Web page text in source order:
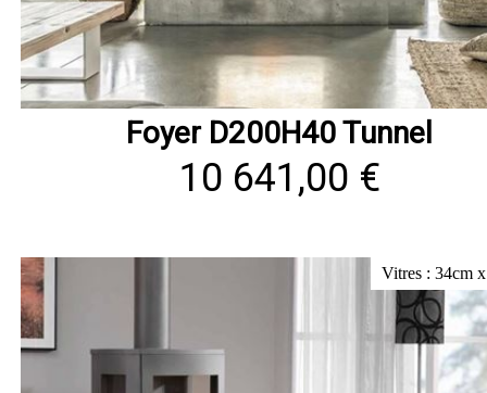
Foyer D200H40 Tunnel
10 641,00 €
Vitres : 34cm